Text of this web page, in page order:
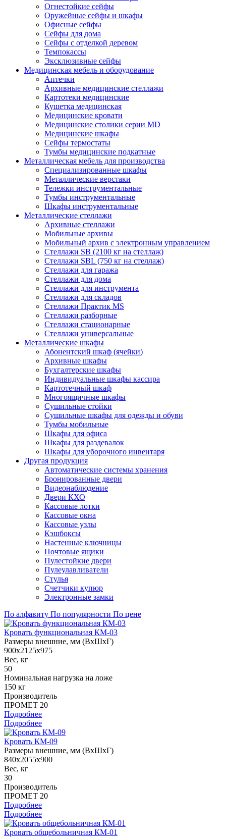
Огнестойкие сейфы
Оружейные сейфы и шкафы
Офисные сейфы
Сейфы для дома
Сейфы с отделкой деревом
Темпокассы
Эксклюзивные сейфы
Медицинская мебель и оборудование
Аптечки
Архивные медицинские стеллажи
Картотеки медицинские
Кушетка медицинская
Медицинские кровати
Медицинские столики серии MD
Медицинские шкафы
Сейфы термостаты
Тумбы медицинские подкатные
Металлическая мебель для производства
Cпециализированные шкафы
Металлические верстаки
Тележки инструментальные
Тумбы инструментальные
Шкафы инструментальные
Металлические стеллажи
Архивные стеллажи
Мобильные архивы
Мобильный архив с электронным управлением
Стеллажи SB (2100 кг на стеллаж)
Стеллажи SBL (750 кг на стеллаж)
Стеллажи для гаража
Стеллажи для дома
Стеллажи для инструмента
Стеллажи для складов
Стеллажи Практик MS
Стеллажи разборные
Стеллажи стационарные
Стеллажи универсальные
Металлические шкафы
Абонентский шкаф (ячейки)
Архивные шкафы
Бухгалтерские шкафы
Индивидуальные шкафы кассира
Картотечный шкаф
Многоящичные шкафы
Сушильные стойки
Сушильные шкафы для одежды и обуви
Тумбы мобильные
Шкафы для офиса
Шкафы для раздевалок
Шкафы для уборочного инвентаря
Другая продукция
Автоматические системы хранения
Бронированные двери
Видеонаблюдение
Двери КХО
Кассовые лотки
Кассовые окна
Кассовые узлы
Кэшбоксы
Настенные ключницы
Почтовые ящики
Пулестойкие двери
Пулеулавливатели
Стулья
Счетчики купюр
Электронные замки
По алфавиту По популярности По цене
Кровать функциональная КМ-03
Размеры внешние, мм (ВхШхГ)
900x2125x975
Вес, кг
50
Номинальная нагрузка на ложе
150 кг
Производитель
ПРОМЕТ 20
Подробнее
Подробнее
Кровать КМ-09
Размеры внешние, мм (ВхШхГ)
840x2055x900
Вес, кг
30
Производитель
ПРОМЕТ 20
Подробнее
Подробнее
Кровать общебольничная КМ-01